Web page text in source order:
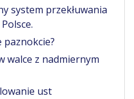
system przekłuwania
paznokcie?
walce z nadmiernym
ust